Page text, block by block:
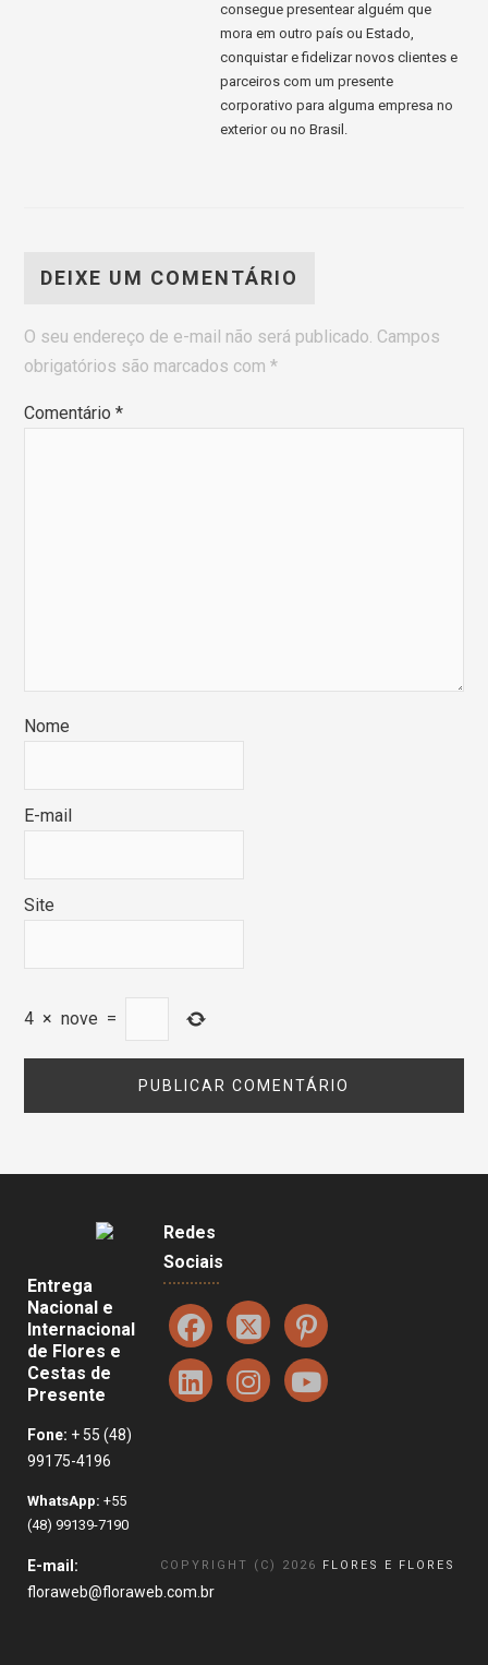
consegue presentear alguém que
mora em outro país ou Estado,
conquistar e fidelizar novos clientes e
parceiros com um presente
corporativo para alguma empresa no
exterior ou no Brasil.
DEIXE UM COMENTÁRIO
O seu endereço de e-mail não será publicado. Campos
obrigatórios são marcados com*
Comentário*
Nome
E-mail
Site
4 × nove =
Entrega
Nacional e
Internacional
de Flores e
Cestas de
Presente
Fone: + 55 (48)
99175-4196
WhatsApp: +55
(48) 99139-7190
E-mail:
floraweb@floraweb.com.br
Redes
Sociais
COPYRIGHT (C) 2026 FLORES E FLORES